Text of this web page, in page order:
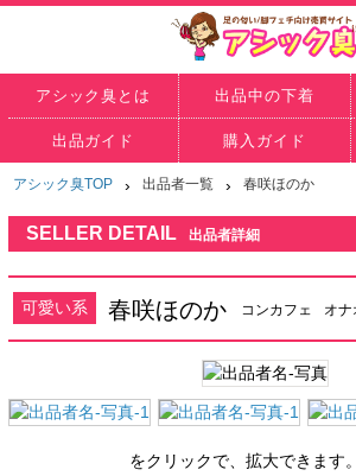
アシック臭とは 出品中の下着
出品ガイド 購入ガイド
アシック臭TOP › 出品者一覧 › 春咲ほのか
SELLER DETAIL 出品者詳細
可愛い系 春咲ほのか オ
コンカフェ
をクリックで、拡大できます。